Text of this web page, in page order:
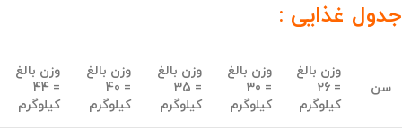
جدول غذایی :
سن
وزن بالغ
= 26
کیلوگرم
وزن بالغ
= 30
کیلوگرم
وزن بالغ
= 35
کیلوگرم
وزن بالغ
= 40
کیلوگرم
وزن بالغ
= 44
کیلوگرم